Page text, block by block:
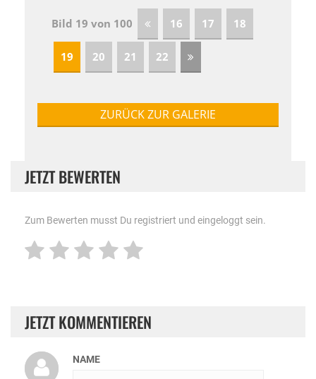
Bild 19 von 100 16 17 18
19 20 21 22
ZURÜCK ZUR GALERIE
JETZT BEWERTEN
Zum Bewerten musst Du registriert und eingeloggt sein.
JETZT KOMMENTIEREN
NAME